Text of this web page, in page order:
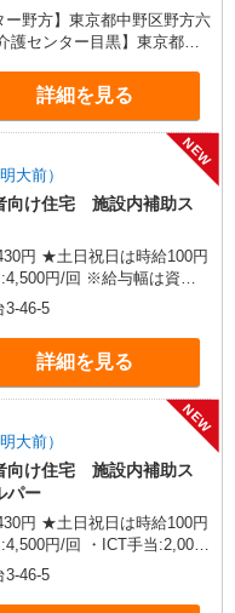
平均残業時間15時間）残業
ー野方】東京都中野区野方六
護センター目黒】東京都目
岩】東京都江戸川区西小岩
階1F号室 【在宅介護セン
東京市西原町一丁目4-6 サ
宅介護センター石神井】東
丁目18-4 ユービル102号
田】東京都大田区蒲田二丁
詳細を見る
大前）
NEW
向け住宅 施設内補助ス
給100円
円/回 ※給与幅は資
3-46-5
詳細を見る
大前）
NEW
向け住宅 施設内補助ス
パー
給100円
円/回 ・ICT手当:2,000
経験等による
3-46-5